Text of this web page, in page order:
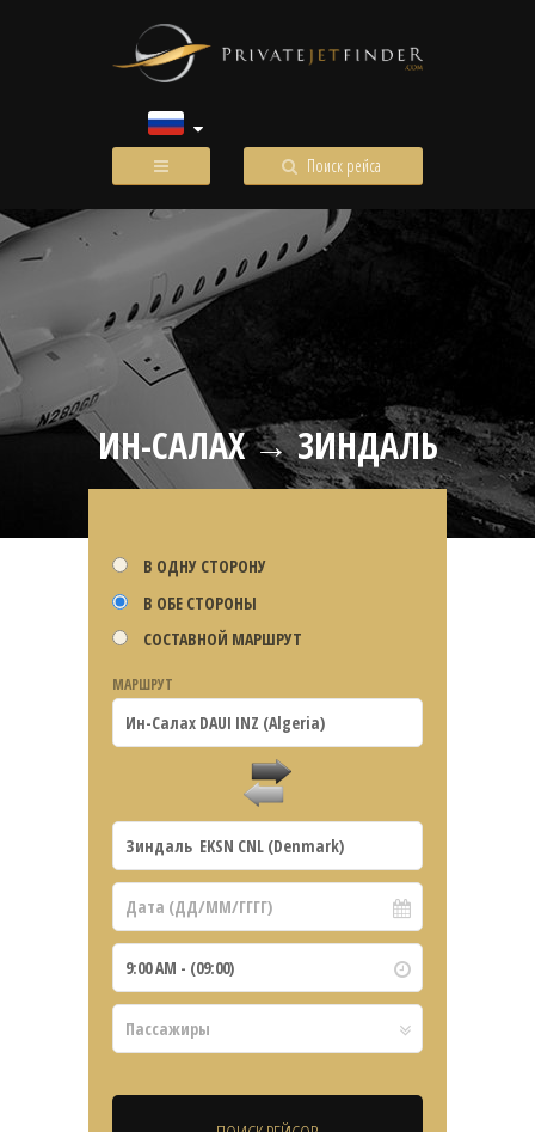
Поиск рейса
ИН-САЛАХ → ЗИНДАЛЬ
В ОДНУ СТОРОНУ
В ОБЕ СТОРОНЫ
СОСТАВНОЙ МАРШРУТ
МАРШРУТ